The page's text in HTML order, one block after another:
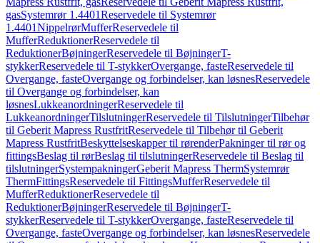
gasSystemrør 1.4401Reservedele til Systemrør
1.4401NippelrørMufferReservedele til
MufferReduktionerReservedele til
ReduktionerBøjningerReservedele til BøjningerT-
stykkerReservedele til T-stykkerOvergange, fasteReservedele til
Overgange, fasteOvergange og forbindelser, kan løsnesReservedele
til Overgange og forbindelser, kan
løsnesLukkeanordningerReservedele til
LukkeanordningerTilslutningerReservedele til TilslutningerTilbehør
til Geberit Mapress RustfritReservedele til Tilbehør til Geberit
Mapress RustfritBeskyttelseskapper til rørenderPakninger til rør og
fittingsBeslag til rørBeslag til tilslutningerReservedele til Beslag til
tilslutningerSystempakningerGeberit Mapress ThermSystemrør
ThermFittingsReservedele til FittingsMufferReservedele til
MufferReduktionerReservedele til
ReduktionerBøjningerReservedele til BøjningerT-
stykkerReservedele til T-stykkerOvergange, fasteReservedele til
Overgange, fasteOvergange og forbindelser, kan løsnesReservedele